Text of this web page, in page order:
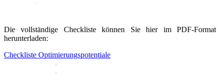
Digitales 1x1
IT-Sicherheit
Die vollständige Checkliste können Sie hier im PDF-Format
herunterladen:
Checkliste Optimierungspotentiale